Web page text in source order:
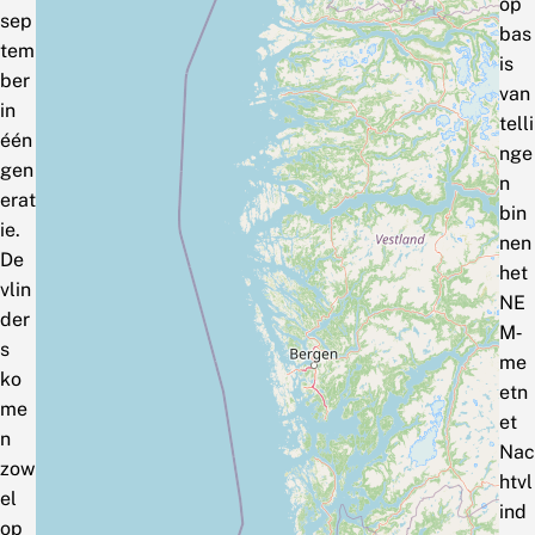
sep
tem
ber
in
één
gen
erat
ie.
De
vlin
der
s
ko
me
n
zow
el
op
bas
is
van
telli
nge
n
bin
nen
het
NE
M‑
me
etn
et
Nac
htvl
ind